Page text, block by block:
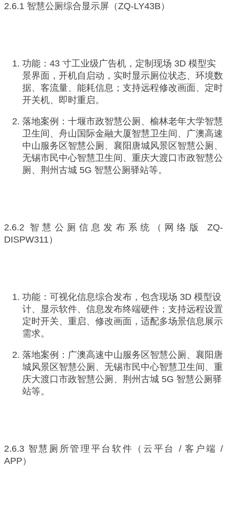
2.6.1 智慧公厕综合显示屏（ZQ-LY43B）
功能：43 寸工业级广告机，定制现场 3D 模型实
景界面，开机自启动，实时显示厕位状态、环境数
据、客流量、能耗信息；支持远程修改画面、定时
开关机、即时重启。
落地案例：十堰市政智慧公厕、榆林老年大学智慧
卫生间、舟山国际金融大厦智慧卫生间、广澳高速
中山服务区智慧公厕、襄阳唐城风景区智慧公厕、
无锡市民中心智慧卫生间、重庆大渡口市政智慧公
厕、荆州古城 5G 智慧公厕驿站等。
2.6.2 智慧公厕信息发布系统（网络版 ZQ-
DISPW311）
功能：可视化信息综合发布，包含现场 3D 模型设
计、显示软件、信息发布终端硬件；支持远程设置
定时开关、重启、修改画面，适配多场景信息展示
需求。
落地案例：广澳高速中山服务区智慧公厕、襄阳唐
城风景区智慧公厕、无锡市民中心智慧卫生间、重
庆大渡口市政智慧公厕、荆州古城 5G 智慧公厕驿
站等。
2.6.3 智慧厕所管理平台软件（云平台 / 客户端 /
APP）